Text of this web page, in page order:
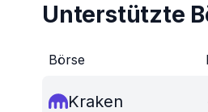
Unterstützte
Börse
Kraken